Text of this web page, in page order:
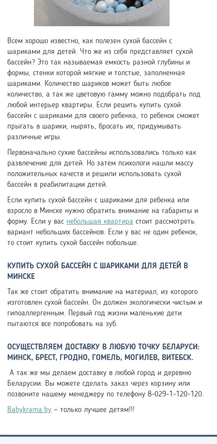
Всем хорошо известно, как полезен сухой бассейн с
шариками для детей. Что же из себя представляет сухой
бассейн? Это так называемая емкость разной глубины и
формы, стенки которой мягкие и толстые, заполненная
шариками. Количество шариков может быть любое
количество, а так же цветовую гамму можно подобрать под
любой интерьер квартиры. Если решить купить сухой
бассейн с шариками для своего ребенка, то ребенок сможет
прыгать в шарики, нырять, бросать их, придумывать
различные игры.
Первоначально сухие бассейны использовались только как
развлечение для детей. Но затем психологи нашли массу
положительных качеств и решили использовать сухой
бассейн в реабилитации детей.
Если купить сухой бассейн с шариками для ребенка или
взросло в Минске нужно обратить внимание на габариты и
форму. Если у вас небольшая квартира стоит рассмотреть
вариант небольших бассейнов. Если у вас не один ребенок,
то стоит купить сухой бассейн побольше.
КУПИТЬ СУХОЙ БАССЕЙН С ШАРИКАМИ ДЛЯ ДЕТЕЙ В
МИНСКЕ
Так же стоит обратить внимание на материал, из которого
изготовлен сухой бассейн. Он должен экологически чистым и
гипоаллергенным. Первый год жизни маленькие дети
пытаются все попробовать на зуб.
ОСУЩЕСТВЛЯЕМ ДОСТАВКУ В ЛЮБУЮ ТОЧКУ БЕЛАРУСИ:
МИНСК, БРЕСТ, ГРОДНО, ГОМЕЛЬ, МОГИЛЕВ, ВИТЕБСК.
А так же мы делаем доставку в любой город и деревню
Беларусии. Вы можете сделать заказ через корзину или
позвоните нашему менеджеру по телефону 8-029-1-120-120.
Babykrama.by — только лучшее детям!!!